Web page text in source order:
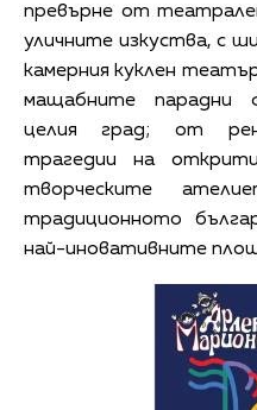
превърне от
уличните изкуства, с
камерния куклен
мащабните парадни
целия град; от
трагедии на
творческите
традиционното
най-иновативните